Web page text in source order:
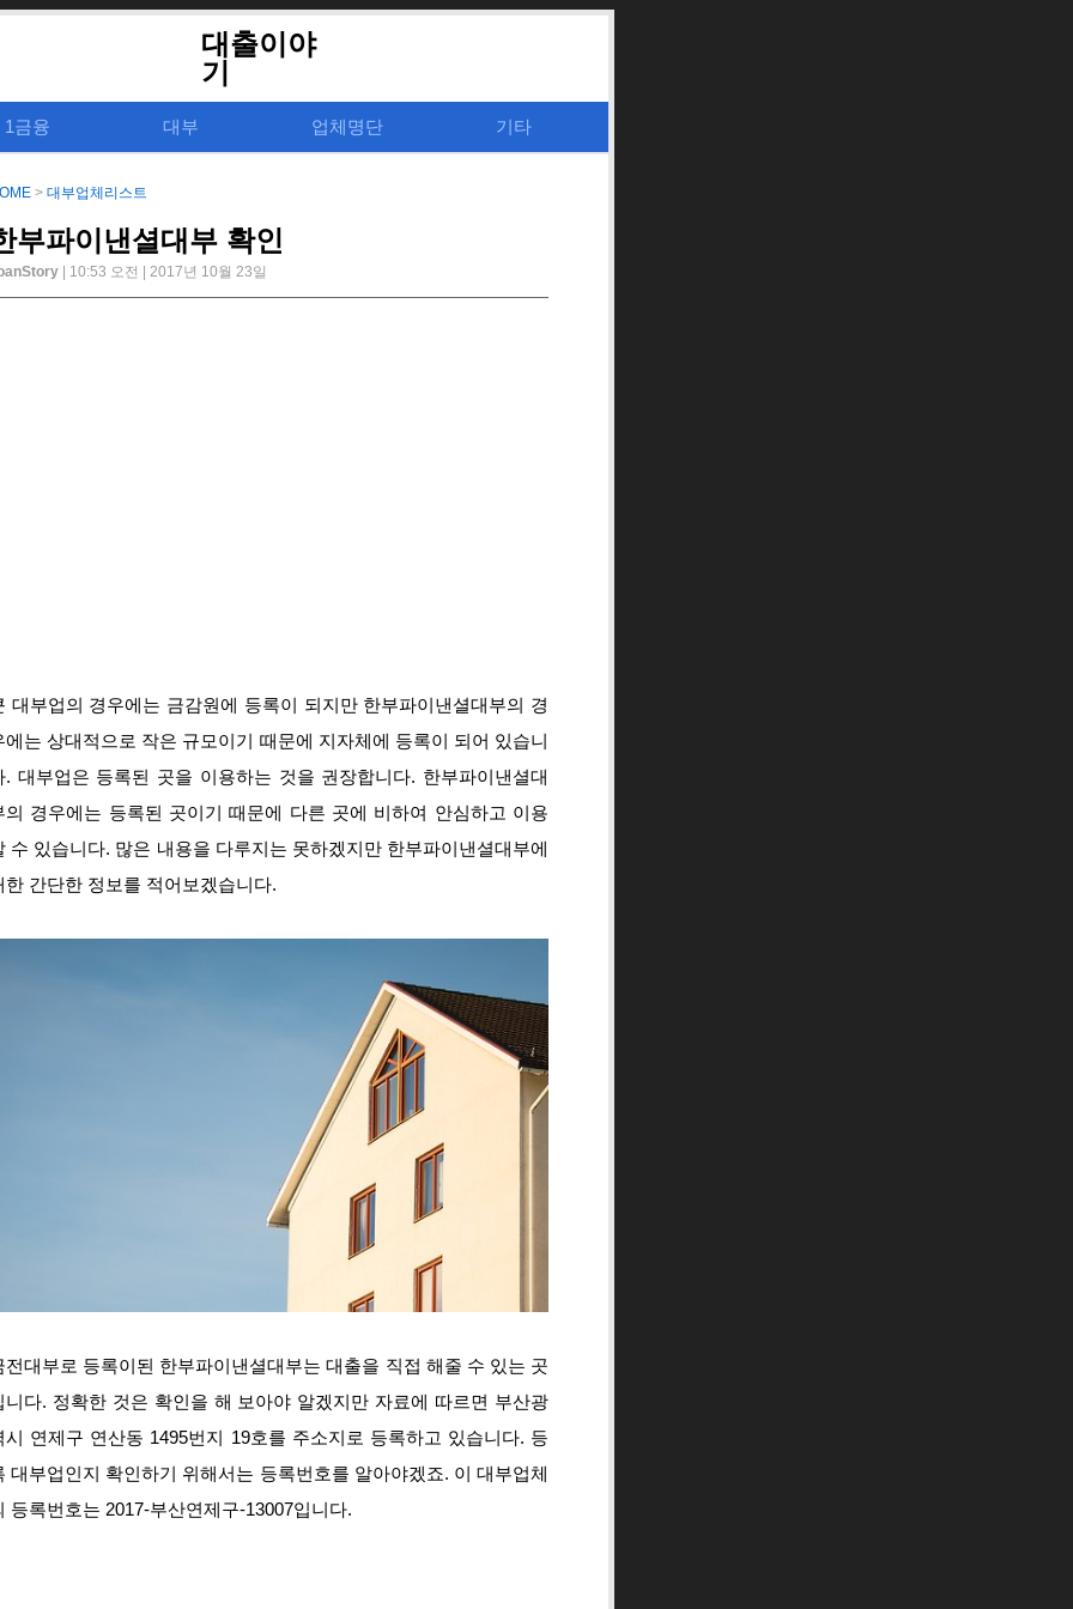
대출이야
기
1금융 대부 업체명단 기타
> 대부업체리스트
부파이낸셜대부 확인
| 10:53 오전 | 2017년 10월 23일
대부업의 경우에는 금감원에 등록이 되지만 한부파이낸셜대부의 경
에는 상대적으로 작은 규모이기 때문에 지자체에 등록이 되어 있습니
. 대부업은 등록된 곳을 이용하는 것을 권장합니다. 한부파이낸셜대
의 경우에는 등록된 곳이기 때문에 다른 곳에 비하여 안심하고 이용
수 있습니다. 많은 내용을 다루지는 못하겠지만 한부파이낸셜대부에
한 간단한 정보를 적어보겠습니다.
전대부로 등록이된 한부파이낸셜대부는 대출을 직접 해줄 수 있는 곳
니다. 정확한 것은 확인을 해 보아야 알겠지만 자료에 따르면 부산광
시 연제구 연산동 1495번지 19호를 주소지로 등록하고 있습니다. 등
대부업인지 확인하기 위해서는 등록번호를 알아야겠죠. 이 대부업체
등록번호는 2017-부산연제구-13007입니다.